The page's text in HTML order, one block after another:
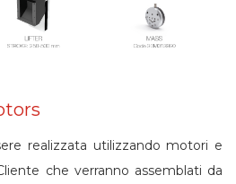
realizzata utilizzando motori e
che verranno assemblati da